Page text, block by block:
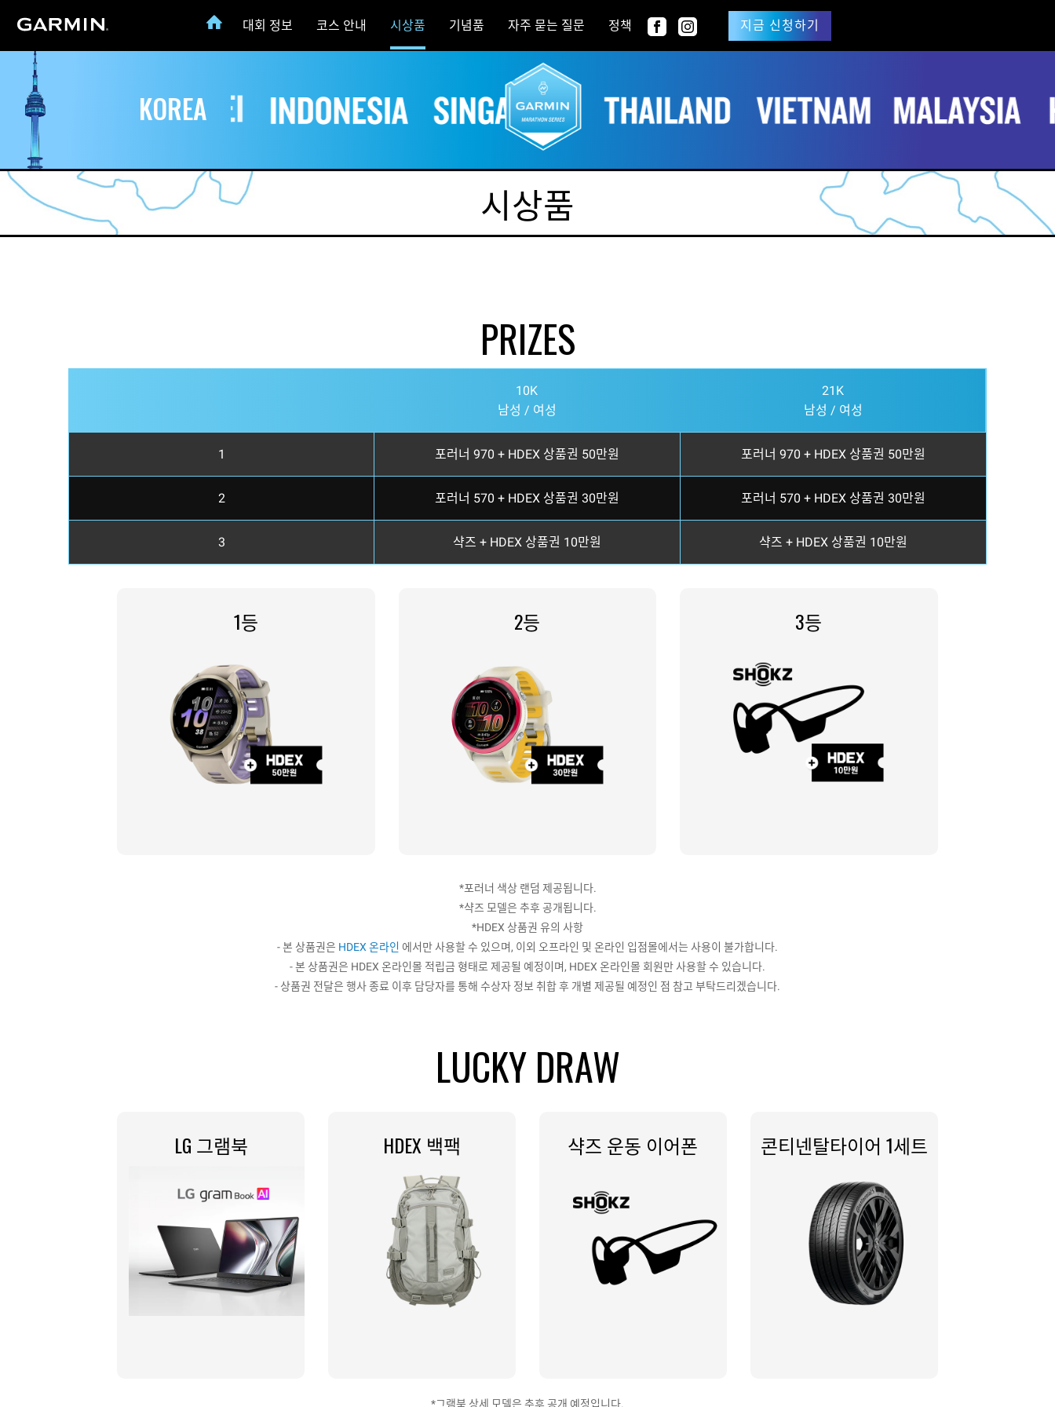
대회 정보 코스 안내 시상품 기념품 자주 묻는 질문 정책 지금 신청하기
KOREA
시상품
PRIZES
10K
남성 / 여성
21K
남성 / 여성
1 포러너 970 + HDEX 상품권 50만원 포러너 970 + HDEX 상품권 50만원
2 포러너 570 + HDEX 상품권 30만원 포러너 570 + HDEX 상품권 30만원
3 샥즈 + HDEX 상품권 10만원 샥즈 + HDEX 상품권 10만원
1등 2등 3등
*포러너 색상 랜덤 제공됩니다.
*샥즈 모델은 추후 공개됩니다.
*HDEX 상품권 유의 사항
- 본 상품권은 HDEX 온라인 에서만 사용할 수 있으며, 이외 오프라인 및 온라인 입점몰에서는 사용이 불가합니다.
- 본 상품권은 HDEX 온라인몰 적립금 형태로 제공될 예정이며, HDEX 온라인몰 회원만 사용할 수 있습니다.
- 상품권 전달은 행사 종료 이후 담당자를 통해 수상자 정보 취합 후 개별 제공될 예정인 점 참고 부탁드리겠습니다.
LUCKY DRAW​
LG 그램북​ HDEX 백팩​​ 샥즈 운동 이어폰​​ 콘티넨탈타이어 1세트​​
*그램북 상세 모델은 추후 공개 예정입니다.